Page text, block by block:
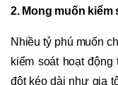
2. Mong muốn
Nhiều tỷ phú muốn
kiểm soát hoạt
đột kéo dài như gia